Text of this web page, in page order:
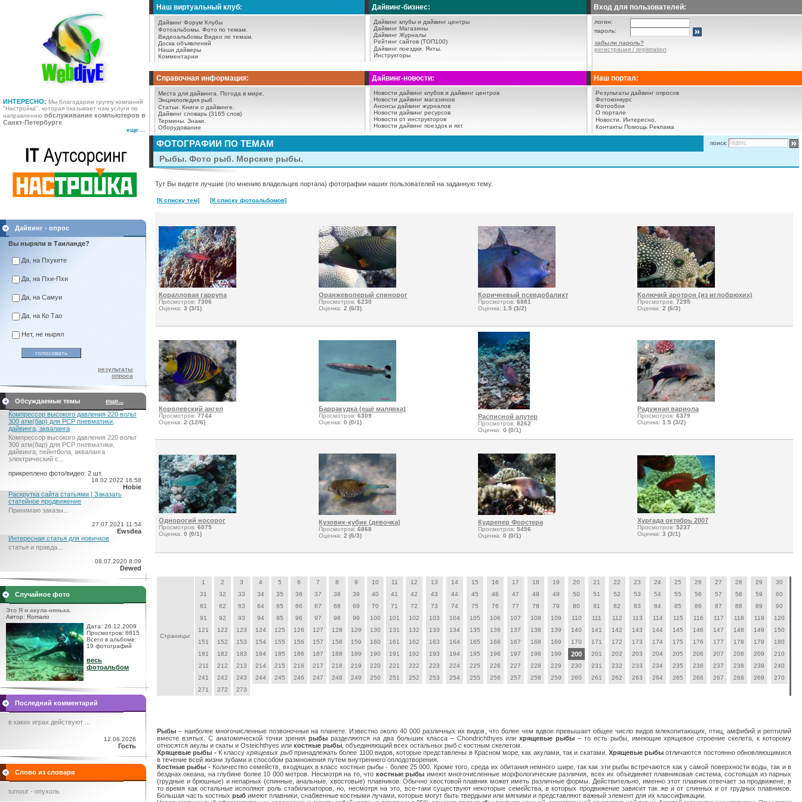
ИНТЕРЕСНО: Мы благодарим группу компаний
"Настройка", которая оказывает нам услуги по
направлению обслуживание компьютеров в
Санкт-Петербурге
еще ...
Наш виртуальный клуб:
Дайвинг Форум Клубы
Фотоальбомы. Фото по темам.
Видеоальбомы Видео по темам.
Доска объявлений
Наши дайверы
Комментарии
Дайвинг-бизнес:
Дайвинг клубы и дайвинг центры
Дайвинг Магазины
Дайвинг Журналы
Рейтинг сайтов (ТОП100)
Дайвинг поездки.
Яхты.
Инструкторы
Вход для пользователей:
логин:
пароль:
забыли пароль?
регистрация / registration
Справочная информация:
Места для дайвинга.
Погода в мире.
Энциклопедия рыб
Статьи.
Книги о дайвинге.
Дайвинг словарь (3165 слов)
Термины. Знаки.
Оборудование
Дайвинг-новости:
Новости дайвинг клубов и дайвинг центров
Новости дайвинг магазинов
Анонсы дайвинг журналов
Новости дайвинг ресурсов
Новости от инструкторов
Новости дайвинг поездок и яхт
Наш портал:
Результаты дайвинг опросов
Фотоконкурс
Фотообои
О портале
Новости.
Интересно.
Контакты Помощь Реклама
Дайвинг - опрос
Вы ныряли в Таиланде?
Да, на Пхукете
Да, на Пхи-Пхи
Да, на Самуи
Да, на Ко Тао
Нет, не нырял
результаты
опроса
Обсуждаемые темы
еще...
Компрессор высокого давления 220 вольт
300 атм(бар) для PCP пневматики,
дайвинга, акваланга
Компрессор высокого давления 220 вольт
300 атм(бар) для PCP пневматики,
дайвинга, пейнтбола, акваланга
электрический c...
прикреплено фото/видео: 2 шт.
18.02.2022 16:58
Hobie
Раскрутка сайта статьями | Заказать
статейное продвижение
Принимаю заказы...
27.07.2021 11:54
Ewsdea
Интересная статья для новичков
статья и правда...
08.07.2020 8:09
Dewed
Случайное фото
Это Я и акула-нянька.
Автор: Romario
Дата: 26.12.2009
Просмотров: 8615
Всего в альбоме:
19 фотографий
весь
фотоальбом
Последний комментарий
в каких играх действуют ...
12.06.2026
Гость
Слово из словаря
tumour - опухоль
ФОТОГРАФИИ ПО ТЕМАМ поиск:
Рыбы. Фото рыб. Морские рыбы.
Тут Вы видете лучшие (по мнению владельцев портала) фотографии наших пользователей на заданную тему.
[К списку тем] [К списку фотоальбомов]
Коралловая гаррупа
Просмотров: 7306
Оценка: 3 (3/1)
Оранжевоперый спинорог
Просмотров: 6230
Оценка: 2 (6/3)
Коричневый псевдобалихт
Просмотров: 6881
Оценка: 1.5 (3/2)
Колючий аротрон (из иглобрюхих)
Просмотров: 7295
Оценка: 2 (6/3)
Королевский ангел
Просмотров: 7744
Оценка: 2 (12/6)
Барракудка (ещё малявка)
Просмотров: 6309
Оценка: 0 (0/1)
Расписной алутер
Просмотров: 8262
Оценка: 0 (0/1)
Радужная вариола
Просмотров: 6379
Оценка: 1.5 (3/2)
Однорогий носорог
Просмотров: 6075
Оценка: 0 (0/1)
Кузовик-кубик (девочка)
Просмотров: 6868
Оценка: 2 (6/3)
Кудрепер Форстера
Просмотров: 5456
Оценка: 0 (0/1)
Хургада октябрь 2007
Просмотров: 5237
Оценка: 3 (3/1)
Страницы:
1 2 3 4 5 6 7 8 9 10 11 12 13 14 15 16 17 18 19 20 21 22 23 24 25 26 27 28 29
30
31
32 33 34 35 36 37 38 39 40 41 42 43 44 45 46 47 48 49 50 51 52 53 54 55 56 57 58 59
60
61
62 63 64 65 66 67 68 69 70 71 72 73 74 75 76 77 78 79 80 81 82 83 84 85 86 87 88 89
90
91
92 93 94 95 96 97 98 99 100 101 102 103 104 105 106 107 108 109 110 111 112 113 114 115 116 117 118 119
120
121
122 123 124 125 126 127 128 129 130 131 132 133 134 135 136 137 138 139 140 141 142 143 144 145 146 147 148 149
150
151
152 153 154 155 156 157 158 159 160 161 162 163 164 165 166 167 168 169 170 171 172 173 174 175 176 177 178 179
180
181
182 183 184 185 186 187 188 189 190 191 192 193 194 195 196 197 198 199 200 201 202 203 204 205 206 207 208 209
210
211
212 213 214 215 216 217 218 219 220 221 222 223 224 225 226 227 228 229 230 231 232 233 234 235 236 237 238 239
240
241
242 243 244 245 246 247 248 249 250 251 252 253 254 255 256 257 258 259 260 261 262 263 264 265 266 267 268 269
270
271
272 273
Рыбы – наиболее многочисленные позвоночные на планете. Известно около 40 000 различных их видов, что более чем вдвое превышает общее число видов млекопитающих, птиц, амфибий и рептилий
вместе взятых. С анатомической точки зрениярыбы разделяются на два больших класса – Chondrichthyes илихрящевые рыбы – то есть рыбы, имеющие хрящевое строение скелета, к которому
относятся акулы и скаты и Osteichthyes или костные рыбы , объединяющий всех остальных рыб с костным скелетом.
Хрящевые рыбы - К классухрящевых рыбпринадлежать более 1100 видов, которые представлены в Красном море, как акулами, так и скатами. Хрящевые рыбы отличаются постоянно обновляющимися
в течение всей жизни зубами и способом размножения путем внутреннего оплодотворения.
Костные рыбы - Количество семейств, входящих в класс костные рыбы - более 25 000. Кроме того, среда их обитания немного шире, так как эти рыбы встречаются как у самой поверхности воды, так и в
безднах океана, на глубине более 10 000 метров. Несмотря на то, что костные рыбы имеют многочисленные морфологические различия, всех их объединяет плавниковая система, состоящая из парных
(грудные и брюшные) и непарных (спинные, анальные, хвостовые) плавников. Обычно хвостовой плавник может иметь различные формы. Действительно, именно этот плавник отвечает за продвижене, в
то время как остальные исполяют роль стабилизаторов, но, несмотря на это, все-таки существуют некоторые семейства, в которых продвижение зависит так же и от спинных и от грудных плавников.
Большая часть костных рыб имеют плавники, снабженные костными лучами, которые могут быть твердыми или мягкими и представляют важный элемент для их классификации.